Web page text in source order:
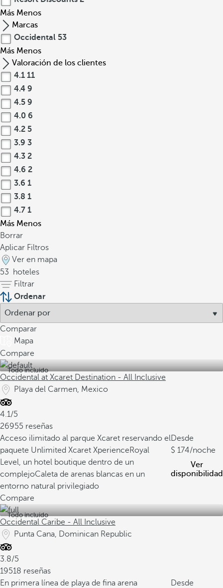
Más Menos
Marcas
Occidental 53
Más Menos
Valoración de los clientes
4.1 11
4.4 9
4.5 9
4.0 6
4.2 5
3.9 3
4.3 2
4.6 2
3.6 1
3.8 1
4.7 1
Más Menos
Borrar
Aplicar Filtros
Ver en mapa
53
hoteles
Filtrar
Ordenar
Comparar
Mapa
Compare
Todo incluido
Occidental at Xcaret Destination - All Inclusive
Playa del Carmen, Mexico
4.1/5
26955 reseñas
Acceso ilimitado al parque Xcaret reservando el
paquete Unlimited Xcaret XperienceRoyal
Level, un hotel boutique dentro de un
complejoCaleta de arenas blancas en un
entorno natural privilegiado
Desde
174/noche
Ver
disponibilidad
Compare
Todo incluido
Occidental Caribe - All Inclusive
Punta Cana, Dominican Republic
3.8/5
19518 reseñas
En primera línea de playa de fina arena
Desde